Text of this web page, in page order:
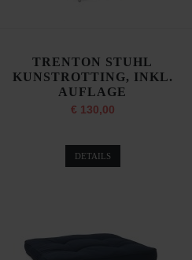
TRENTON STUHL
KUNSTROTTING, INKL.
AUFLAGE
€ 130,00
DETAILS